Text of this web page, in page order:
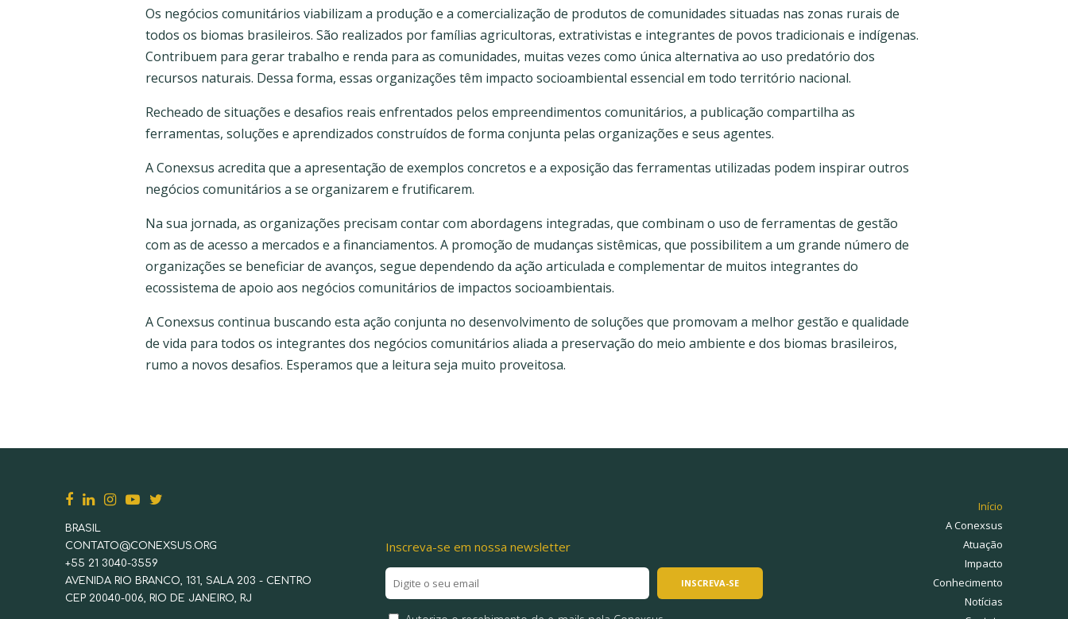
Os negócios comunitários viabilizam a produção e a comercialização de produtos de comunidades situadas nas zonas rurais de
todos os biomas brasileiros. São realizados por famílias agricultoras, extrativistas e integrantes de povos tradicionais e indígenas.
Contribuem para gerar trabalho e renda para as comunidades, muitas vezes como única alternativa ao uso predatório dos
recursos naturais. Dessa forma, essas organizações têm impacto socioambiental essencial em todo território nacional.
Recheado de situações e desafios reais enfrentados pelos empreendimentos comunitários, a publicação compartilha as
ferramentas, soluções e aprendizados construídos de forma conjunta pelas organizações e seus agentes.
A Conexsus acredita que a apresentação de exemplos concretos e a exposição das ferramentas utilizadas podem inspirar outros
negócios comunitários a se organizarem e frutificarem.
Na sua jornada, as organizações precisam contar com abordagens integradas, que combinam o uso de ferramentas de gestão
com as de acesso a mercados e a financiamentos. A promoção de mudanças sistêmicas, que possibilitem a um grande número de
organizações se beneficiar de avanços, segue dependendo da ação articulada e complementar de muitos integrantes do
ecossistema de apoio aos negócios comunitários de impactos socioambientais.
A Conexsus continua buscando esta ação conjunta no desenvolvimento de soluções que promovam a melhor gestão e qualidade
de vida para todos os integrantes dos negócios comunitários aliada a preservação do meio ambiente e dos biomas brasileiros,
rumo a novos desafios. Esperamos que a leitura seja muito proveitosa.
BRASIL
CONTATO@CONEXSUS.ORG
+55 21 3040-3559
AVENIDA RIO BRANCO, 131, SALA 203 - CENTRO
CEP 20040-006, RIO DE JANEIRO, RJ
Inscreva-se em nossa newsletter
Início
A Conexsus
Atuação
Impacto
Conhecimento
Notícias